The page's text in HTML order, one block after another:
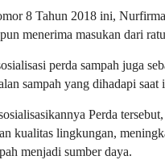
8 Tahun 2018 ini,
menerima masukan dari
perda sampah juga
sampah yang dihadapi
Perda
kualitas lingkungan,
menjadi sumber daya.